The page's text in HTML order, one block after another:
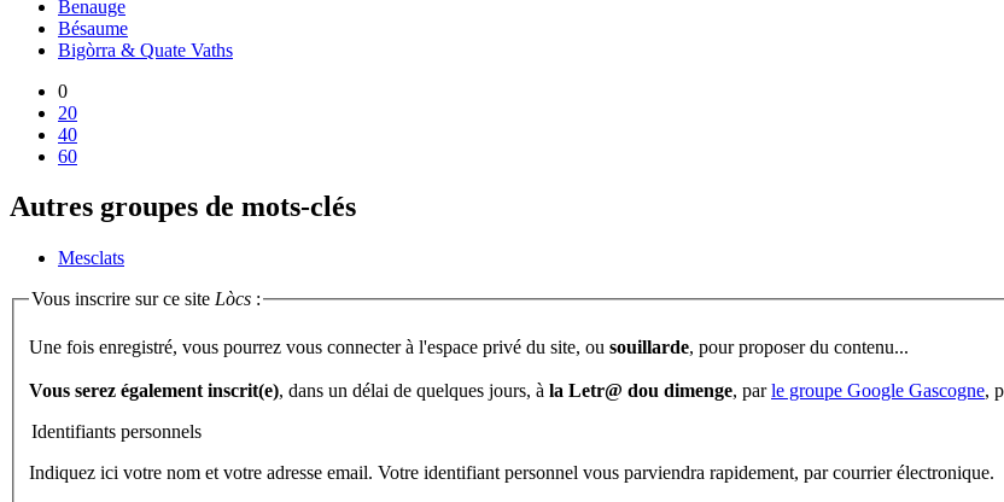
Benauge
Bésaume
Bigòrra & Quate Vaths
0
20
40
60
Autres groupes de mots-clés
Mesclats
Vous inscrire sur ce site Lòcs :
Une fois enregistré, vous pourrez vous connecter à l'espace privé du site, ou souillarde , pour proposer du contenu...
Vous serez également inscrit(e), dans un délai de quelques jours, à la Letr@ dou dimenge, parle groupe Google Gascogne,
Identifiants personnels
Indiquez ici votre nom et votre adresse email. Votre identifiant personnel vous parviendra rapidement, par courrier électronique.